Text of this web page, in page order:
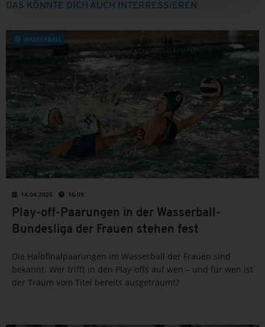
DAS KÖNNTE DICH AUCH INTERRESSIEREN
WASSERBALL
14.04.2025 16:09
Play-off-Paarungen in der Wasserball-
Bundesliga der Frauen stehen fest
Die Halbfinalpaarungen im Wasserball der Frauen sind
bekannt. Wer trifft in den Play-offs auf wen – und für wen ist
der Traum vom Titel bereits ausgeträumt?